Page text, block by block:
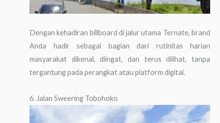
Dengan kehadiran billboard di jalur utama Ternate, brand
Anda hadir sebagai bagian dari rutinitas harian
masyarakat dikenal, diingat, dan terus dilihat, tanpa
tergantung pada perangkat atau platform digital.
6. Jalan Sweering Tobohoko